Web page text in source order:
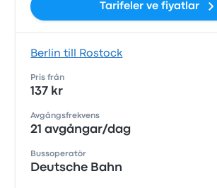
Tarifeler ve fiyatlar
Berlin till Rostock
Pris från
137 kr
Avgångsfrekvens
21 avgångar/dag
Bussoperatör
Deutsche Bahn